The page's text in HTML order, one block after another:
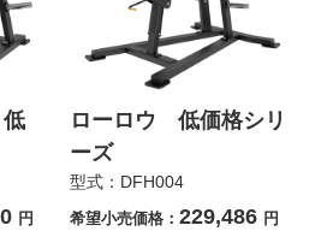
円
ローロウ 低価格シリ
ーズ
型式：DFH004
希望小売価格： 229,486 円